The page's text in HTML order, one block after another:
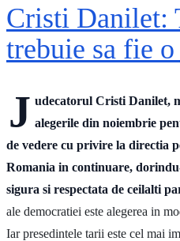
Cristi Danilet:
trebuie sa fie
J udecatorul Cristi Danilet,
alegerile din noiembrie
de vedere cu privire la directia
Romania in continuare,
sigura si respectata de ceilalti
ale democratiei este alegerea in
Iar presedintele tarii este cel mai